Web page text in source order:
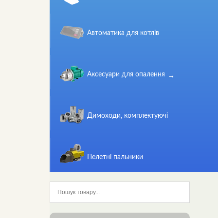
Автоматика для котлів
Аксесуари для опалення
Димоходи, комплектуючі
Пелетні пальники